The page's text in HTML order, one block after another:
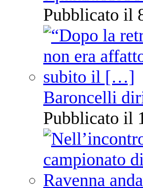
Pubblicato il
Baroncelli
Pubblicato il